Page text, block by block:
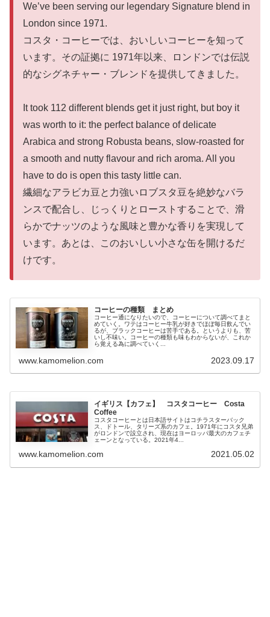
We’ve been serving our legendary Signature blend in
London since 1971.
コスタ・コーヒーでは、おいしいコーヒーを知って
います。その証拠に 1971年以来、ロンドンでは伝説
的なシグネチャー・ブレンドを提供してきました。
It took 112 different blends get it just right, but boy it
was worth to it: the perfect balance of delicate
Arabica and strong Robusta beans, slow-roasted for
a smooth and nutty flavour and rich aroma. All you
have to do is open this tasty little can.
繊細なアラビカ豆と力強いロブスタ豆を絶妙なバラ
ンスで配合し、じっくりとローストすることで、滑
らかでナッツのような風味と豊かな香りを実現して
います。あとは、このおいしい小さな缶を開けるだ
けです。
コーヒーの種類 まとめ
コーヒー通になりたいので、コーヒーについて調べてまと
めていく。ワテはコーヒー牛乳が好きでほぼ毎日飲んでい
るが、ブラックコーヒーは苦手である。というよりも、苦
いし不味い。コーヒーの種類も味もわからないが、これか
ら覚える為に調べていく...
www.kamomelion.com 2023.09.17
イギリス【カフェ】 コスタコーヒー Costa
Coffee
コスタコーヒーとは日本語サイトはコチラスターバック
ス、ドトール、タリーズ系のカフェ。1971年にコスタ兄弟
がロンドンで設立され、現在はヨーロッパ最大のカフェチ
ェーンとなっている。2021年4...
www.kamomelion.com 2021.05.02